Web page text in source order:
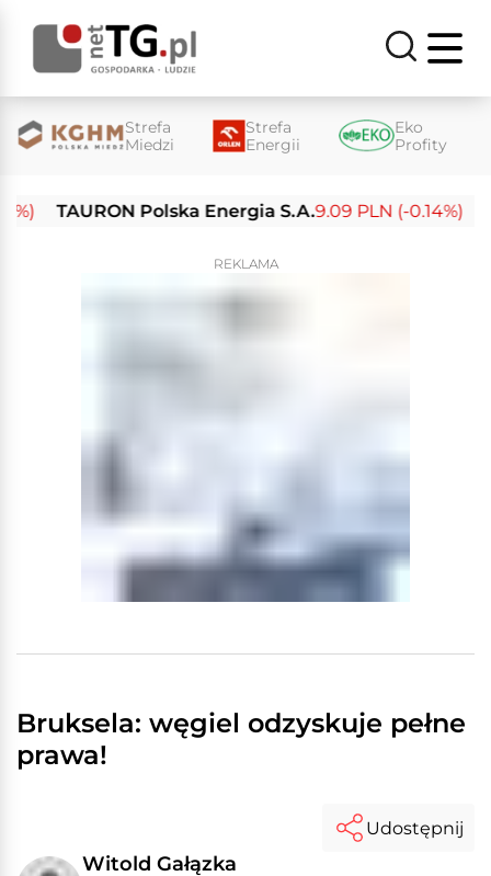
Strefa
Miedzi
Strefa
Energii
Eko
Profity
TAURON Polska Energia S.A. 9.09 PLN (-0.14%)
REKLAMA
Bruksela: węgiel odzyskuje pełne
prawa!
Witold Gałązka
Udostępnij